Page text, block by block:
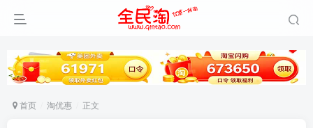
首页 淘优惠 正文